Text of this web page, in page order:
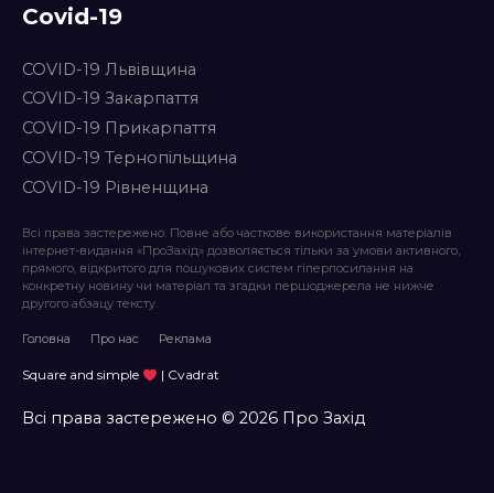
Covid-19
COVID-19 Львівщина
COVID-19 Закарпаття
COVID-19 Прикарпаття
COVID-19 Тернопільщина
COVID-19 Рівненщина
Всі права застережено. Повне або часткове використання матеріалів
інтернет-видання «ПроЗахід» дозволяється тільки за умови активного,
прямого, відкритого для пошукових систем гіперпосилання на
конкретну новину чи матеріал та згадки першоджерела не нижче
другого абзацу тексту.
Головна Про нас Реклама
Square and simple | Cvadrat
Всі права застережено © 2026 Про Захід